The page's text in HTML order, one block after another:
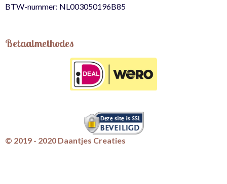
BTW-nummer: NL003050196B85
Betaalmethodes
© 2019 - 2020 Daantjes Creaties